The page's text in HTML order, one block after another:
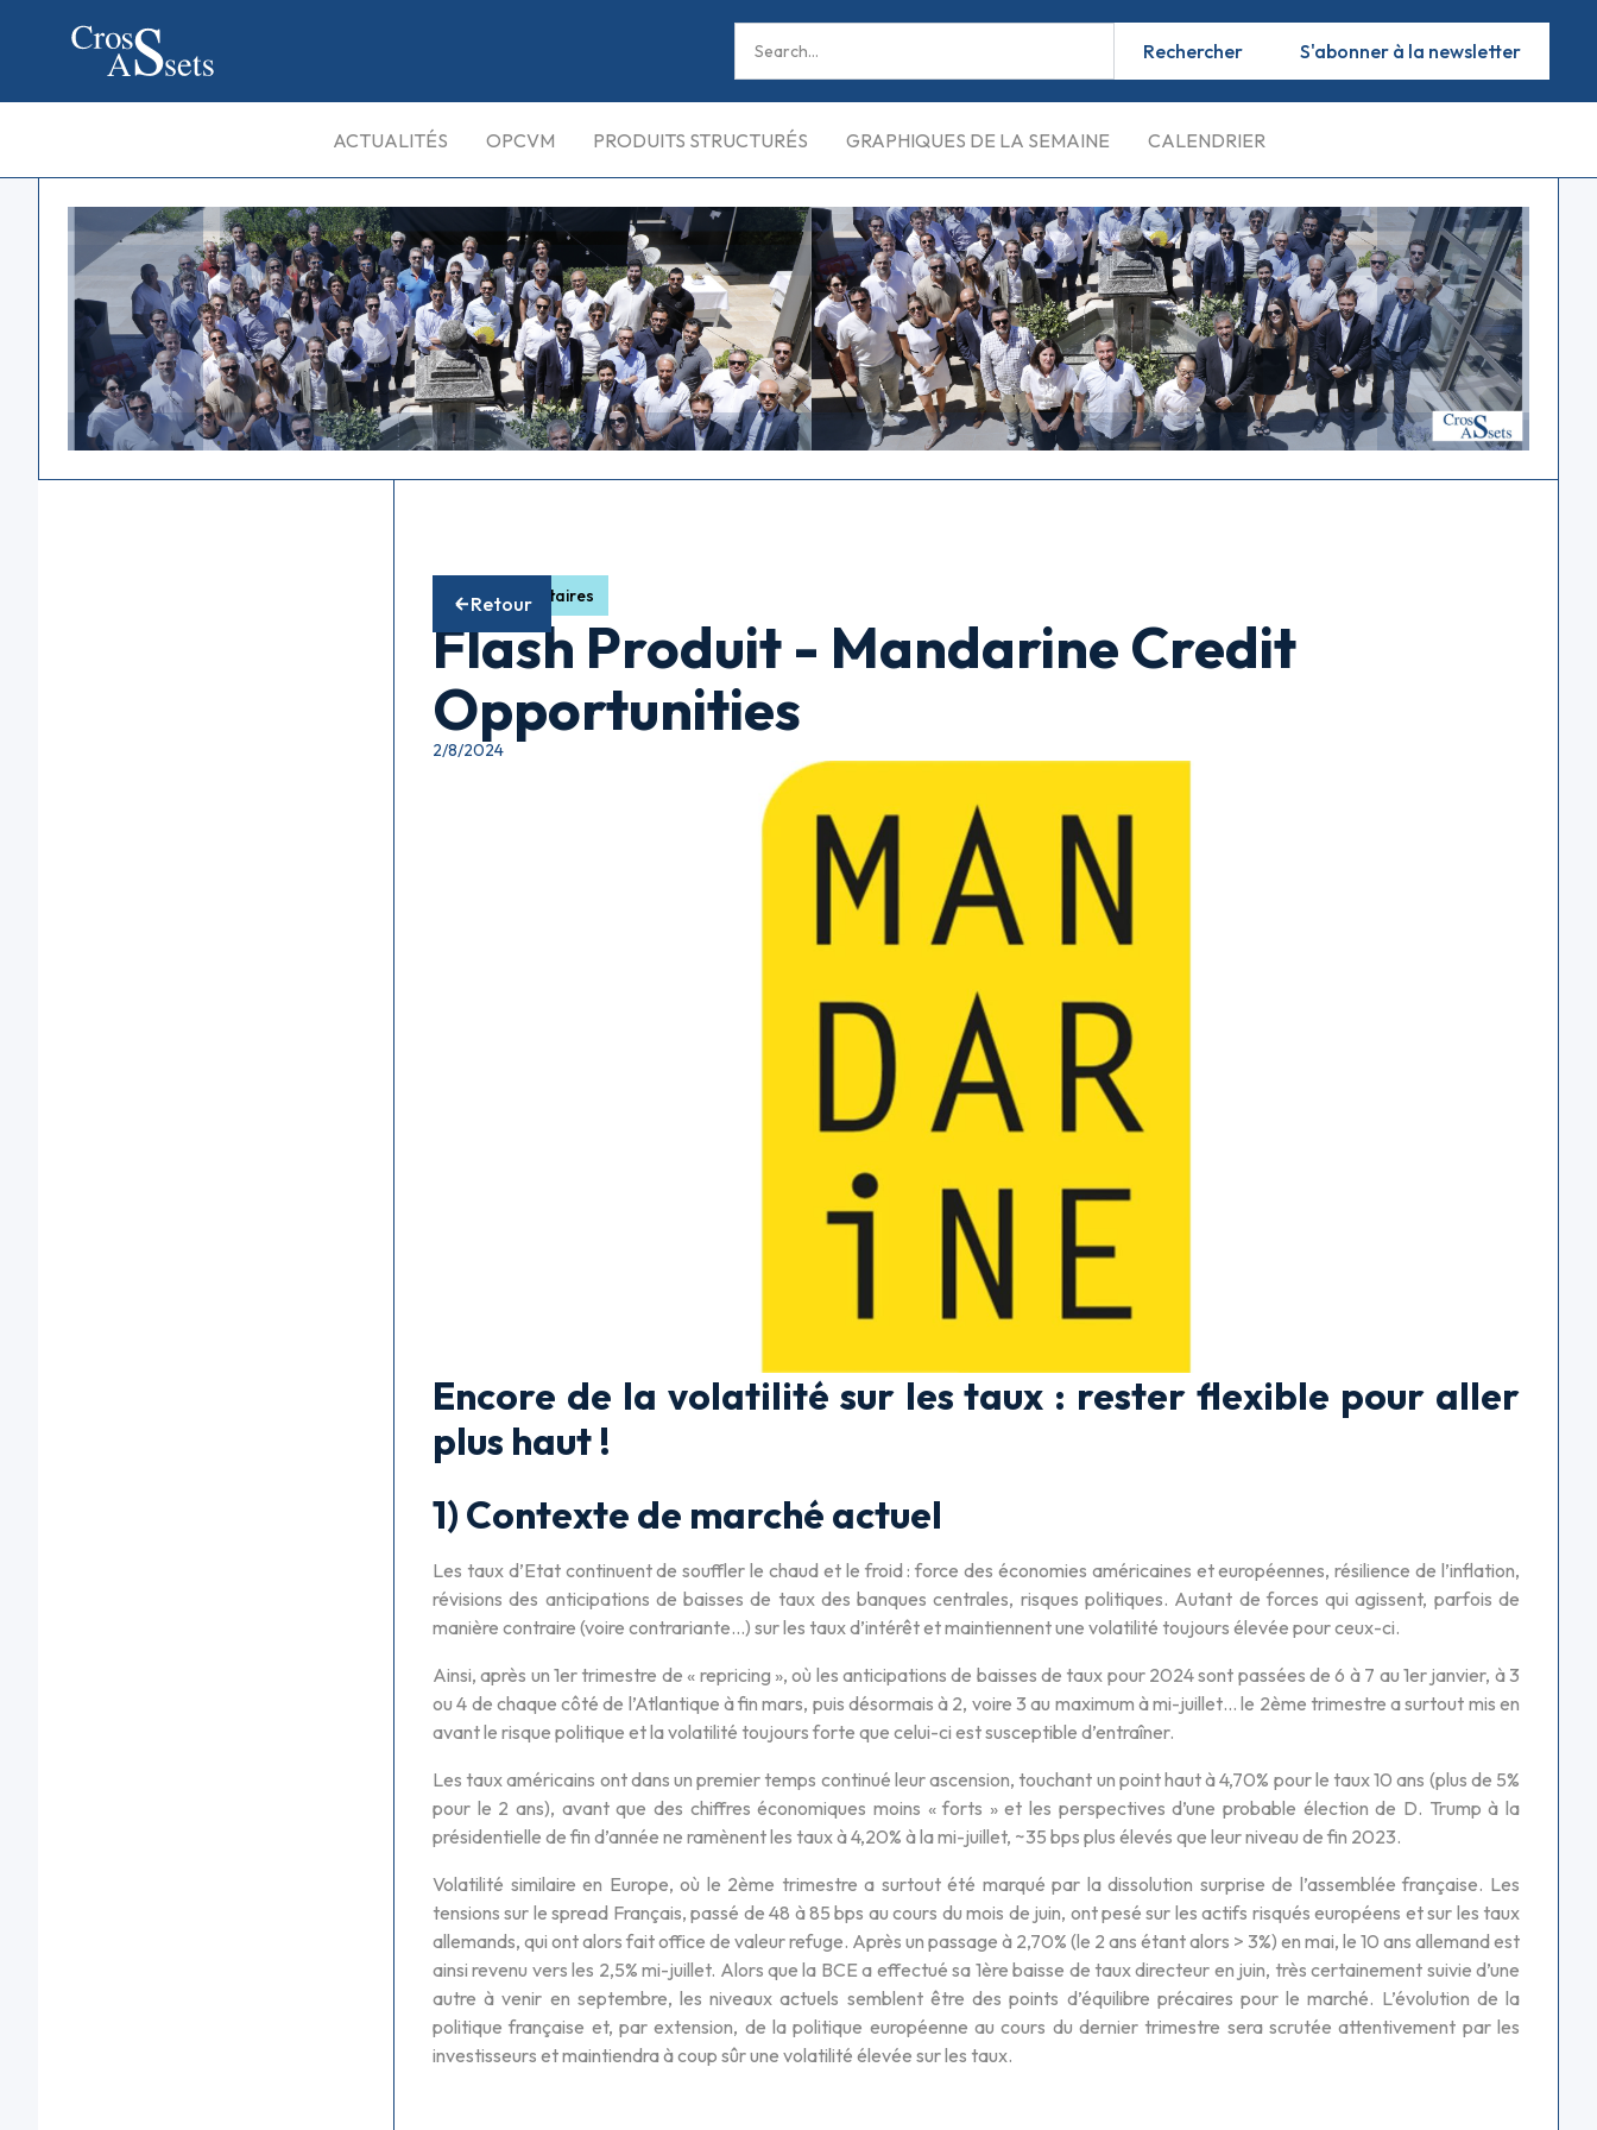
S'abonner à la newsletter
ACTUALITÉS OPCVM PRODUITS STRUCTURÉS GRAPHIQUES DE LA SEMAINE CALENDRIER
Retour
Fonds obligataires
Flash Produit - Mandarine Credit
Opportunities
2/8/2024
Encore de la volatilité sur les taux : rester flexible pour aller
plus haut !
1) Contexte de marché actuel
Les taux d’Etat continuent de souffler le chaud et le froid : force des économies américaines et européennes, résilience de l’inflation,
révisions des anticipations de baisses de taux des banques centrales, risques politiques. Autant de forces qui agissent, parfois de
manière contraire (voire contrariante…) sur les taux d’intérêt et maintiennent une volatilité toujours élevée pour ceux-ci.
Ainsi, après un 1er trimestre de « repricing », où les anticipations de baisses de taux pour 2024 sont passées de 6 à 7 au 1er janvier, à 3
ou 4 de chaque côté de l’Atlantique à fin mars, puis désormais à 2, voire 3 au maximum à mi-juillet… le 2ème trimestre a surtout mis en
avant le risque politique et la volatilité toujours forte que celui-ci est susceptible d’entraîner.
Les taux américains ont dans un premier temps continué leur ascension, touchant un point haut à 4,70% pour le taux 10 ans (plus de 5%
pour le 2 ans), avant que des chiffres économiques moins « forts » et les perspectives d’une probable élection de D. Trump à la
présidentielle de fin d’année ne ramènent les taux à 4,20% à la mi-juillet, ~35 bps plus élevés que leur niveau de fin 2023.
Volatilité similaire en Europe, où le 2ème trimestre a surtout été marqué par la dissolution surprise de l’assemblée française. Les
tensions sur le spread Français, passé de 48 à 85 bps au cours du mois de juin, ont pesé sur les actifs risqués européens et sur les taux
allemands, qui ont alors fait office de valeur refuge. Après un passage à 2,70% (le 2 ans étant alors > 3%) en mai, le 10 ans allemand est
ainsi revenu vers les 2,5% mi-juillet. Alors que la BCE a effectué sa 1ère baisse de taux directeur en juin, très certainement suivie d’une
autre à venir en septembre, les niveaux actuels semblent être des points d’équilibre précaires pour le marché. L’évolution de la
politique française et, par extension, de la politique européenne au cours du dernier trimestre sera scrutée attentivement par les
investisseurs et maintiendra à coup sûr une volatilité élevée sur les taux.